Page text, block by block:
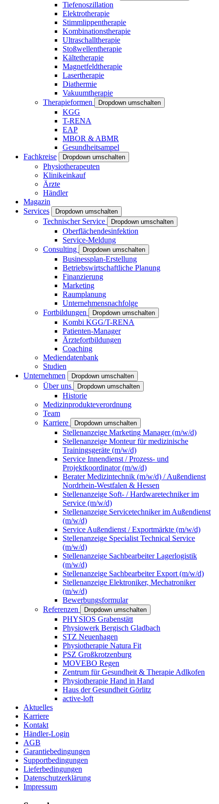
Tiefenoszillation
Elektrotherapie
Stimmlippentherapie
Kombinationstherapie
Ultraschalltherapie
Stoßwellentherapie
Kältetherapie
Magnetfeldtherapie
Lasertherapie
Diathermie
Vakuumtherapie
Therapieformen
Dropdown umschalten
KGG
T-RENA
EAP
MBOR & ABMR
Gesundheitsampel
Fachkreise
Dropdown umschalten
Physiotherapeuten
Klinikeinkauf
Ärzte
Händler
Magazin
Services
Dropdown umschalten
Technischer Service Dropdown umschalten
Oberflächendesinfektion
Service-Meldung
Consulting
Dropdown umschalten
Businessplan-Erstellung
Betriebswirtschaftliche Planung
Finanzierung
Marketing
Raumplanung
Unternehmensnachfolge
Fortbildungen
Dropdown umschalten
Kombi KGG/T-RENA
Patienten-Manager
Ärztefortbildungen
Coaching
Mediendatenbank
Studien
Unternehmen
Dropdown umschalten
Über uns Dropdown umschalten
Historie
Medizinprodukteverordnung
Team
Karriere
Dropdown umschalten
Stellenanzeige Marketing Manager (m/w/d)
Stellenanzeige Monteur für medizinische
Trainingsgeräte (m/w/d)
Service Innendienst / Prozess- und
Projektkoordinator (m/w/d)
Berater Medizintechnik (m/w/d) / Außendienst
Nordrhein-Westfalen & Hessen
Stellenanzeige Soft- / Hardwaretechniker im
Service (m/w/d)
Stellenanzeige Servicetechniker im Außendienst
(m/w/d)
Service Außendienst / Exportmärkte (m/w/d)
Stellenanzeige Specialist Technical Service
(m/w/d)
Stellenanzeige Sachbearbeiter Lagerlogistik
(m/w/d)
Stellenanzeige Sachbearbeiter Export (m/w/d)
Stellenanzeige Elektroniker, Mechatroniker
(m/w/d)
Bewerbungsformular
Referenzen
Dropdown umschalten
PHYSIOS Grabenstätt
Physiowerk Bergisch Gladbach
STZ Neuenhagen
Physiotherapie Natura Fit
PSZ Großkrotzenburg
MOVEBO Regen
Zentrum für Gesundheit & Therapie Adlkofen
Physiotherapie Hand in Hand
Haus der Gesundheit Görlitz
active-loft
Aktuelles
Karriere
Kontakt
Händler-Login
AGB
Garantiebedingungen
Supportbedingungen
Lieferbedingungen
Datenschutzerklärung
Impressum